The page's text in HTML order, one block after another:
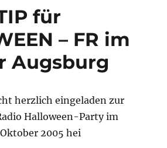
für
– FR im
Augsburg
herzlich eingeladen zur
Halloween-Party im
2005 hei